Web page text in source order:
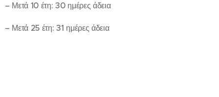
– Μετά 10 έτη: 30 ημέρες άδεια
– Μετά 25 έτη: 31 ημέρες άδεια